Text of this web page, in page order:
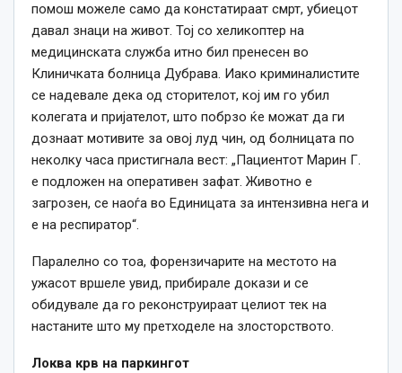
помош можеле само да констатираат смрт, убиецот
давал знаци на живот. Тој со хеликоптер на
медицинската служба итно бил пренесен во
Клиничката болница Дубрава. Иако криминалистите
се надевале дека од сторителот, кој им го убил
колегата и пријателот, што побрзо ќе можат да ги
дознаат мотивите за овој луд чин, од болницата по
неколку часа пристигнала вест: „Пациентот Марин Г.
е подложен на оперативен зафат. Животно е
загрозен, се наоѓа во Единицата за интензивна нега и
е на респиратор“.
Паралелно со тоа, форензичарите на местото на
ужасот вршеле увид, прибирале докази и се
обидувале да го реконструираат целиот тек на
настаните што му претходеле на злосторството.
Локва крв на паркингот